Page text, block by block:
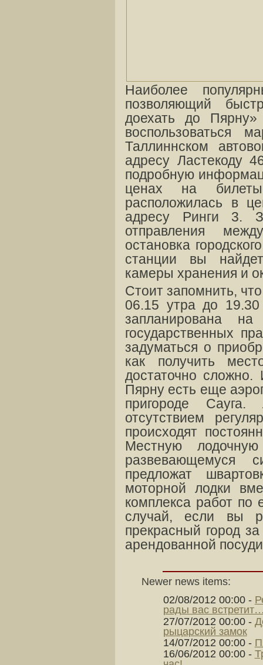
Наиболее
позволяющий
доехать до
воспользоваться
Таллиннском
адресу Ластекоду
подробную
ценах на
расположилась в
адресу Ринги 3.
отправления
остановка
станции вы
камеры хранения и
Стоит запомнить,
06.15 утра до
запланирована
государственных
задуматься о
как получить
достаточно сложно.
Пярну есть еще
пригороде Сауга.
отсутствием
происходят
Местную
развевающемуся
предложат
моторной лодки
комплекса работ по
случай, если вы
прекрасный город
арендованной
Newer news items:
02/08/2012 00:00-
рады вас
27/07/2012 00:00-
рыцарский замок
14/07/2012 00:00-
16/06/2012 00:00-